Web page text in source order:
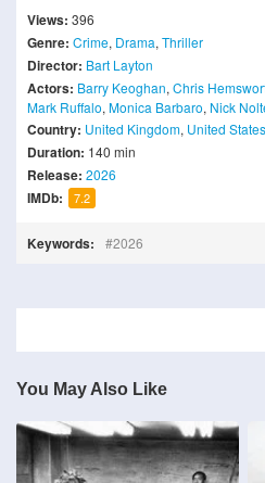
Views: 396
Genre: Crime, Drama, Thriller
Director: Bart Layton
Actors: Barry Keoghan, Chris
Mark Ruffalo, Monica Barbaro, Nick
Country: United Kingdom, United States
Duration: 140 min
Release: 2026
IMDb: 7.2
Keywords: 2026
You May Also Like